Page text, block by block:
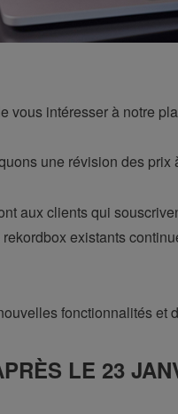
vous intéresser à notre
une révision des prix
aux clients qui
existants
fonctionnalités
LE 23